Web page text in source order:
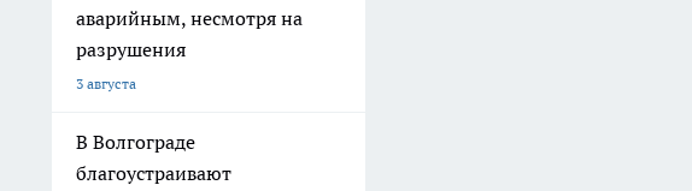
аварийным, несмотря на
разрушения
3 августа
В Волгограде
благоустраивают